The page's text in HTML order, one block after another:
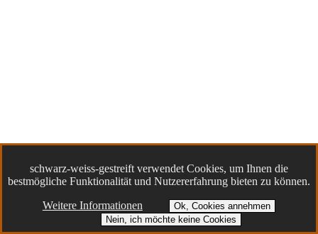
schwarz-weiss-gestreift verwendet Cookies, um Ihnen die
bestmögliche Funktionalität und Nutzererfahrung bieten zu können.
Weitere Informationen
Ok, Cookies annehmen
Nein, ich möchte keine Cookies